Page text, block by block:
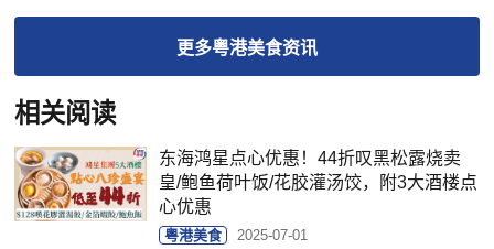
更多粤港美食资讯
相关阅读
东海鸿星点心优惠！44折叹黑松露烧卖
皇/鲍鱼荷叶饭/花胶灌汤饺，附3大酒楼点
心优惠
粤港美食 2025-07-01